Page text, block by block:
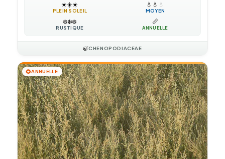
☀️☀️☀️
PLEIN SOLEIL
💧 💧 💧
MOYEN
❄️❄️❄️
RUSTIQUE
📏
ANNUELLE
🍃CHENOPODIACEAE
🌻ANNUELLE